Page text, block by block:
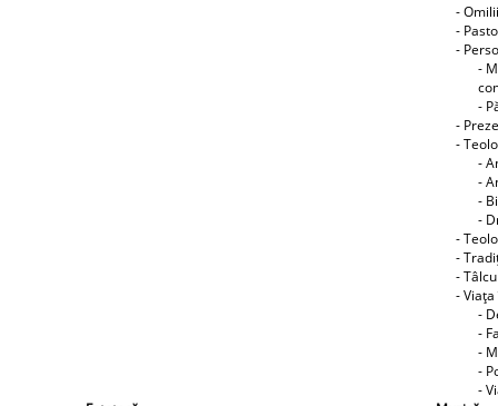
- Omilii
-
-
-
-
-
-
-
-
-
-
-
-
-
-
-
-
-
-
-